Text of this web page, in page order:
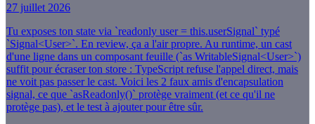
27 juillet 2026
Tu exposes ton state via `readonly user = this.userSignal` typé
`Signal<User>`. En review, ça a l'air propre. Au runtime, un cast
d'une ligne dans un composant feuille (`as WritableSignal<User>`)
suffit pour écraser ton store : TypeScript refuse l'appel direct, mais
ne voit pas passer le cast. Voici les 2 faux amis d'encapsulation
signal, ce que `asReadonly()` protège vraiment (et ce qu'il ne
protège pas), et le test à ajouter pour être sûr.